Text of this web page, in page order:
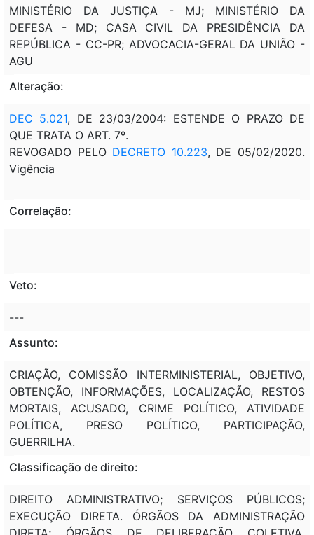
MINISTÉRIO DA JUSTIÇA - MJ; MINISTÉRIO DA
DEFESA - MD; CASA CIVIL DA PRESIDÊNCIA DA
REPÚBLICA - CC-PR; ADVOCACIA-GERAL DA UNIÃO -
AGU
Alteração:
DEC 5.021, DE 23/03/2004: ESTENDE O PRAZO DE
QUE TRATA O ART. 7º.
REVOGADO PELO DECRETO 10.223, DE 05/02/2020.
Vigência
Correlação:
Veto:
---
Assunto:
CRIAÇÃO, COMISSÃO INTERMINISTERIAL, OBJETIVO,
OBTENÇÃO, INFORMAÇÕES, LOCALIZAÇÃO, RESTOS
MORTAIS, ACUSADO, CRIME POLÍTICO, ATIVIDADE
POLÍTICA, PRESO POLÍTICO, PARTICIPAÇÃO,
GUERRILHA.
Classificação de direito:
DIREITO ADMINISTRATIVO; SERVIÇOS PÚBLICOS;
EXECUÇÃO DIRETA. ÓRGÃOS DA ADMINISTRAÇÃO